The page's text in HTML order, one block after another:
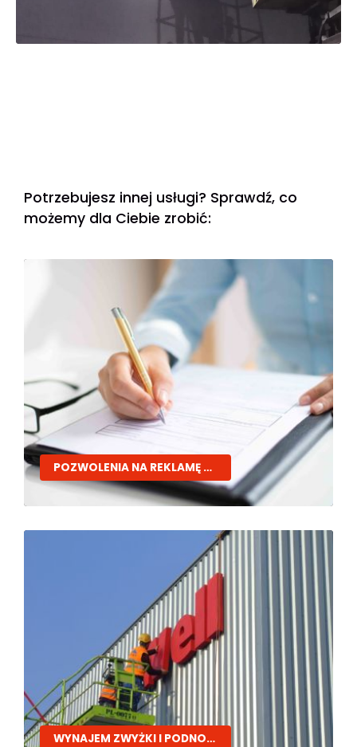
Potrzebujesz innej usługi? Sprawdź, co
możemy dla Ciebie zrobić:
POZWOLENIA NA REKLAMĘ ZEWNĘTRZNĄ
WYNAJEM ZWYŻKI I PODNOŚNIKÓW